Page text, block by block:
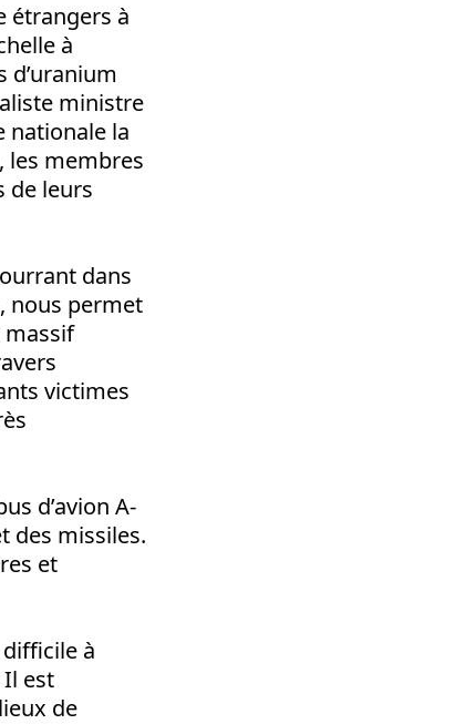
étrangers à
à
d’uranium
ministre
nationale la
les membres
de leurs
dans
nous permet
massif
victimes
d’avion A-
des missiles.
et
à
est
de